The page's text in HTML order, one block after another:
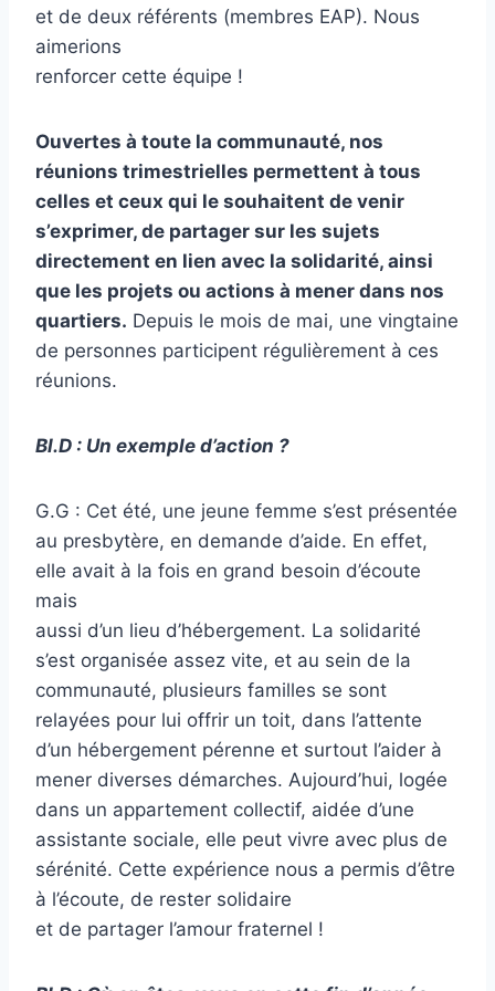
et de deux référents (membres EAP). Nous
aimerions
renforcer cette équipe !
Ouvertes à toute la communauté, nos
réunions trimestrielles permettent à tous
celles et ceux qui le souhaitent de venir
s’exprimer, de partager sur les sujets
directement en lien avec la solidarité, ainsi
que les projets ou actions à mener dans nos
quartiers. Depuis le mois de mai, une vingtaine
de personnes participent régulièrement à ces
réunions.
Bl.D : Un exemple d’action ?
G.G : Cet été, une jeune femme s’est présentée
au presbytère, en demande d’aide. En effet,
elle avait à la fois en grand besoin d’écoute
mais
aussi d’un lieu d’hébergement. La solidarité
s’est organisée assez vite, et au sein de la
communauté, plusieurs familles se sont
relayées pour lui offrir un toit, dans l’attente
d’un hébergement pérenne et surtout l’aider à
mener diverses démarches. Aujourd’hui, logée
dans un appartement collectif, aidée d’une
assistante sociale, elle peut vivre avec plus de
sérénité. Cette expérience nous a permis d’être
à l’écoute, de rester solidaire
et de partager l’amour fraternel !